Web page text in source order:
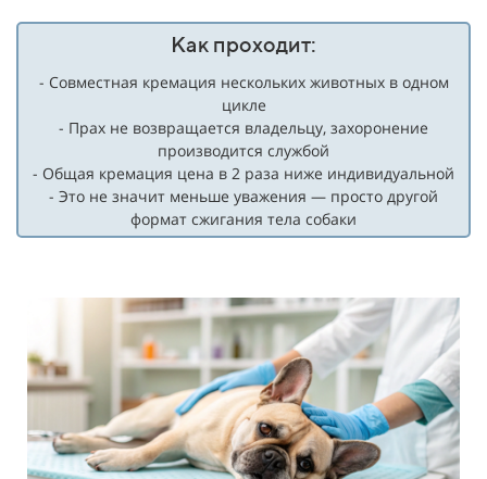
Как проходит:
- Совместная кремация нескольких животных в одном
цикле
- Прах не возвращается владельцу, захоронение
производится службой
- Общая кремация цена в 2 раза ниже индивидуальной
- Это не значит меньше уважения — просто другой
формат сжигания тела собаки